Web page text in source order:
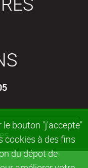
bouton "j'accepte"
cookies à des fins
du dépot de